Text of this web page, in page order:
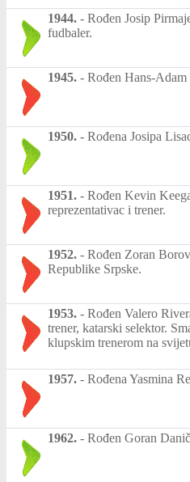
1944. - Rođen Josip
fudbaler.
1945. - Rođen Hans-
1950. - Rođena Josipa
1951. - Rođen Kevin
reprezentativac i trener.
1952. - Rođen Zoran
Republike Srpske.
1953. - Rođen Valero
trener, katarski selektor.
klupskim trenerom na
1957. - Rođena Yasmina
1962. - Rođen Goran